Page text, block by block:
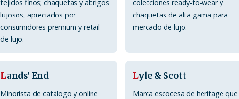
tejidos finos; chaquetas y abrigos
lujosos, apreciados por
consumidores premium y retail
de lujo.
colecciones ready‑to‑wear y
chaquetas de alta gama para
mercado de lujo.
Lands’ End
Minorista de catálogo y online
Lyle & Scott
Marca escocesa de heritage que